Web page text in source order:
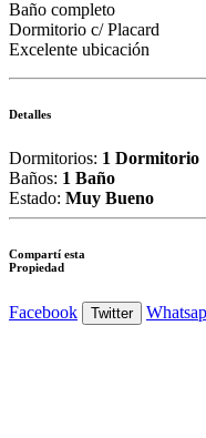
Baño completo
Dormitorio c/ Placard
Excelente ubicación
Detalles
Dormitorios: 1 Dormitorio
Baños: 1 Baño
Estado: Muy Bueno
Compartí esta
Propiedad
Facebook Twitter